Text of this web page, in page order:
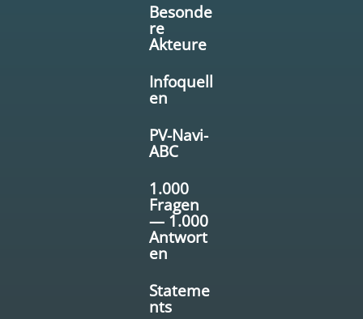
Besonde
re
Akteure
Infoquell
en
PV-Navi-
ABC
1.000
Fragen
— 1.000
Antwort
en
Stateme
nts